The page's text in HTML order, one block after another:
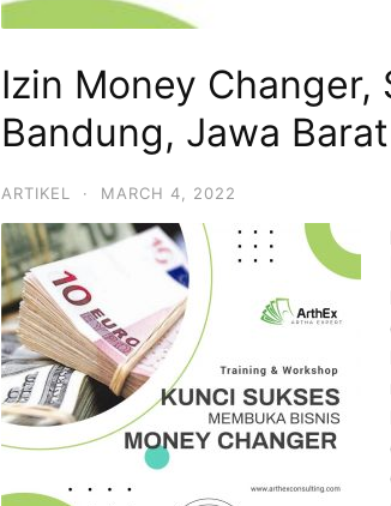
Izin Money Changer,
Bandung, Jawa
ARTIKEL · MARCH 4, 2022